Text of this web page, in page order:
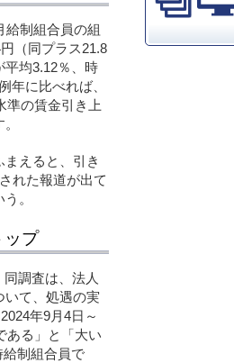
給制組合員の組
（同プラス21.8
平均3.12％、時
年に比べれば、
準の賃金引き上
えると、引き
れた報道が出て
。
ップ
調査は、法人
いて、処遇の実
年9月4日～
ある」と「大い
制組合員で